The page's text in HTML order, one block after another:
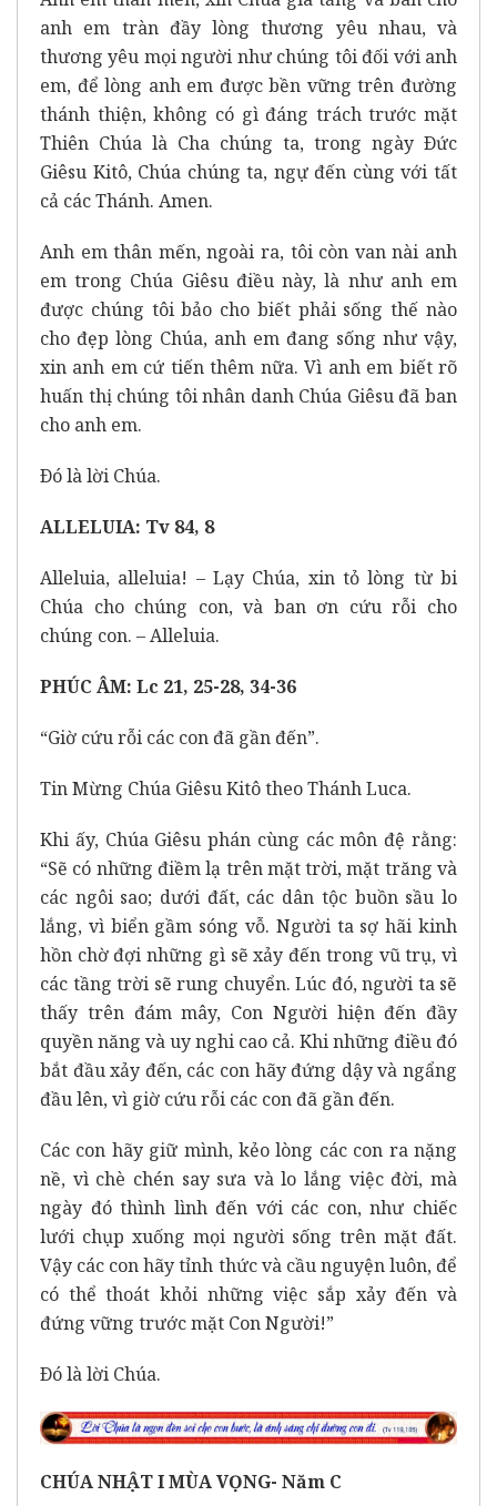
anh em tràn đầy lòng thương yêu nhau, và
thương yêu mọi người như chúng tôi đối với anh
em, để lòng anh em được bền vững trên đường
thánh thiện, không có gì đáng trách trước mặt
Thiên Chúa là Cha chúng ta, trong ngày Ðức
Giêsu Kitô, Chúa chúng ta, ngự đến cùng với tất
cả các Thánh. Amen.
Anh em thân mến, ngoài ra, tôi còn van nài anh
em trong Chúa Giêsu điều này, là như anh em
được chúng tôi bảo cho biết phải sống thế nào
cho đẹp lòng Chúa, anh em đang sống như vậy,
xin anh em cứ tiến thêm nữa. Vì anh em biết rõ
huấn thị chúng tôi nhân danh Chúa Giêsu đã ban
cho anh em.
Ðó là lời Chúa.
ALLELUIA: Tv 84, 8
Alleluia, alleluia! – Lạy Chúa, xin tỏ lòng từ bi
Chúa cho chúng con, và ban ơn cứu rỗi cho
chúng con. – Alleluia.
PHÚC ÂM: Lc 21, 25-28, 34-36
“Giờ cứu rỗi các con đã gần đến”.
Tin Mừng Chúa Giêsu Kitô theo Thánh Luca.
Khi ấy, Chúa Giêsu phán cùng các môn đệ rằng:
“Sẽ có những điềm lạ trên mặt trời, mặt trăng và
các ngôi sao; dưới đất, các dân tộc buồn sầu lo
lắng, vì biển gầm sóng vỗ. Người ta sợ hãi kinh
hồn chờ đợi những gì sẽ xảy đến trong vũ trụ, vì
các tầng trời sẽ rung chuyển. Lúc đó, người ta sẽ
thấy trên đám mây, Con Người hiện đến đầy
quyền năng và uy nghi cao cả. Khi những điều đó
bắt đầu xảy đến, các con hãy đứng dậy và ngẩng
đầu lên, vì giờ cứu rỗi các con đã gần đến.
Các con hãy giữ mình, kẻo lòng các con ra nặng
nề, vì chè chén say sưa và lo lắng việc đời, mà
ngày đó thình lình đến với các con, như chiếc
lưới chụp xuống mọi người sống trên mặt đất.
Vậy các con hãy tỉnh thức và cầu nguyện luôn, để
có thể thoát khỏi những việc sắp xảy đến và
đứng vững trước mặt Con Người!”
Ðó là lời Chúa.
CHÚA NHẬT I MÙA VỌNG- Năm C